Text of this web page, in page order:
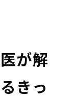
が解
きっ